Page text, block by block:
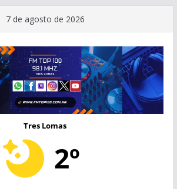
7 de agosto de 2026
Tres Lomas
2º